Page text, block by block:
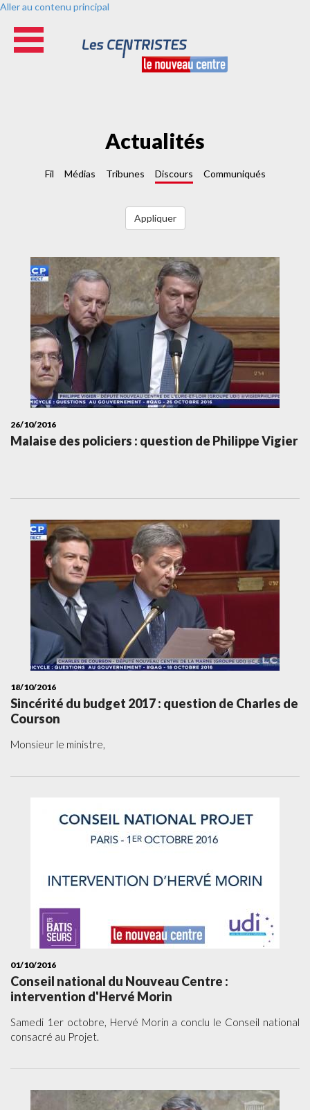
Aller au contenu principal
Actualités
Fil Médias Tribunes Discours Communiqués
Appliquer
26/10/2016
Malaise des policiers : question de Philippe Vigier
18/10/2016
Sincérité du budget 2017 : question de Charles de
Courson
Monsieur le ministre,
01/10/2016
Conseil national du Nouveau Centre :
intervention d'Hervé Morin
Samedi 1er octobre, Hervé Morin a conclu le Conseil national
consacré au Projet.